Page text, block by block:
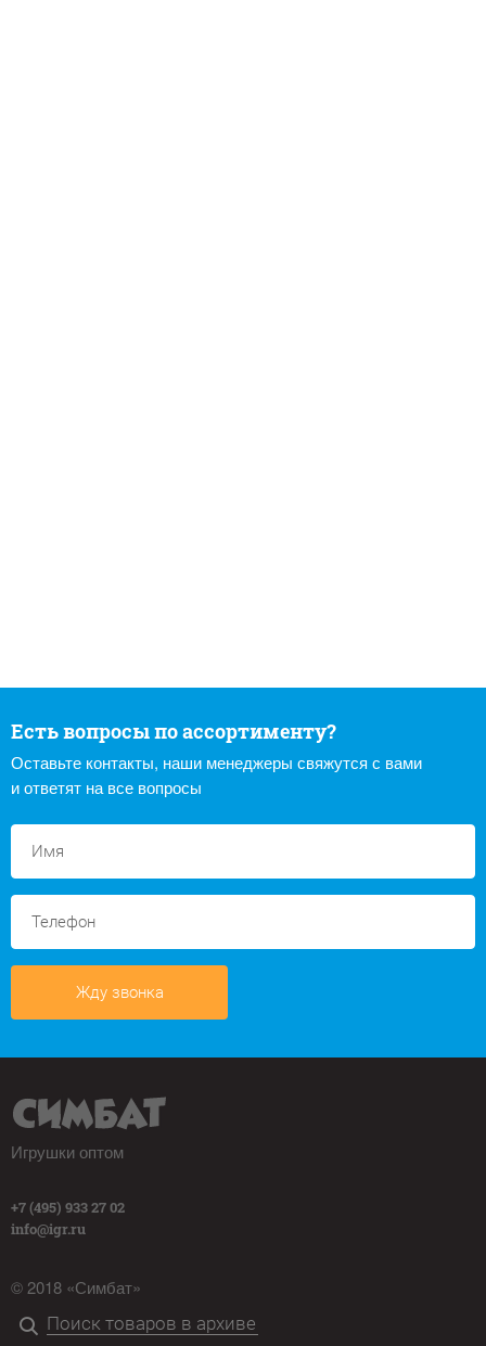
Есть вопросы по ассортименту?
Оставьте контакты, наши менеджеры свяжутся с вами
и ответят на все вопросы
Жду звонка
Игрушки оптом
+7 (495) 933 27 02
info@igr.ru
© 2018 «Симбат»